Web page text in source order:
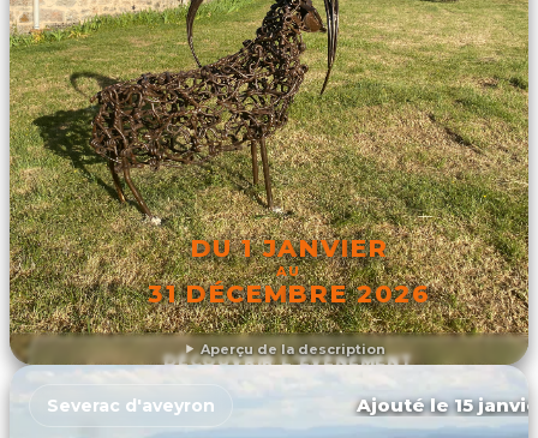
Aperçu de la description
DU 1 JANVIER
AU
31 DÉCEMBRE 2026
DÉCOUVRIR L'ÉVÉNEMENT
Severac d'aveyron Ajouté le 15